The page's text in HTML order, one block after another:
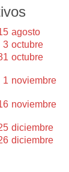
agosto
3 octubre
octubre
1 noviembre
noviembre
diciembre
diciembre